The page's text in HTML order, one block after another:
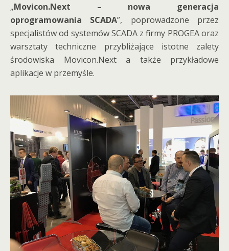
„Movicon.Next – nowa generacja
oprogramowania SCADA”, poprowadzone przez
specjalistów od systemów SCADA z firmy PROGEA oraz
warsztaty techniczne przybliżające istotne zalety
środowiska Movicon.Next a także przykładowe
aplikacje w przemyśle.